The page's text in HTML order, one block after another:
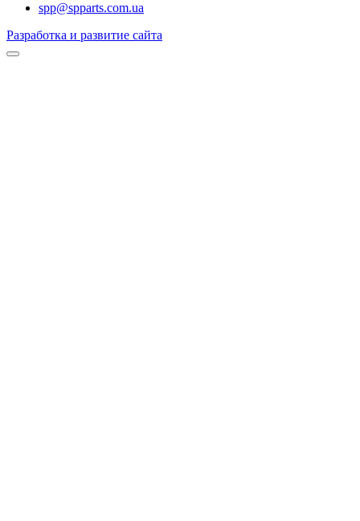
spp@spparts.com.ua
Разработка и развитие сайта